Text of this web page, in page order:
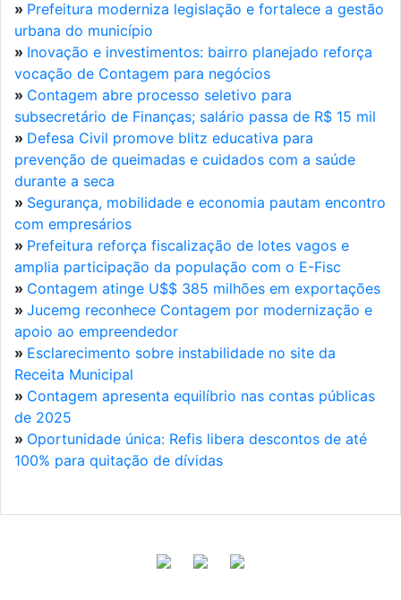
» Prefeitura moderniza legislação e fortalece a gestão
urbana do município
» Inovação e investimentos: bairro planejado reforça
vocação de Contagem para negócios
» Contagem abre processo seletivo para
subsecretário de Finanças; salário passa de R$ 15 mil
» Defesa Civil promove blitz educativa para
prevenção de queimadas e cuidados com a saúde
durante a seca
» Segurança, mobilidade e economia pautam encontro
com empresários
» Prefeitura reforça fiscalização de lotes vagos e
amplia participação da população com o E-Fisc
» Contagem atinge U$$ 385 milhões em exportações
» Jucemg reconhece Contagem por modernização e
apoio ao empreendedor
» Esclarecimento sobre instabilidade no site da
Receita Municipal
» Contagem apresenta equilíbrio nas contas públicas
de 2025
» Oportunidade única: Refis libera descontos de até
100% para quitação de dívidas